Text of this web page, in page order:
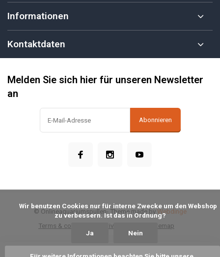
Informationen
Kontaktdaten
Melden Sie sich hier für unseren Newsletter
an
Abonnieren
Terms & conditions Privacy Policy Sitemap
© Onlineaquariumspullen- Theme made by Webdinge
zu verbessern. Ist das in Ordnung?
Ja Nein